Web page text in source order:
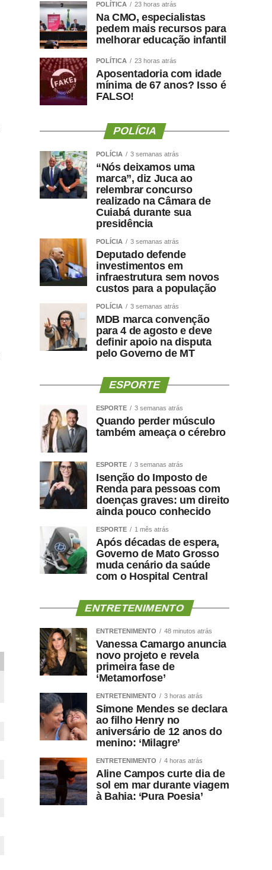
POLÍTICA 23 horas atrás
Na CMO, especialistas
pedem mais recursos para
melhorar educação infantil
POLÍTICA 23 horas atrás
Aposentadoria com idade
mínima de 67 anos? Isso é
FALSO!
POLÍCIA
POLÍCIA 3 semanas atrás
“Nós deixamos uma
marca”, diz Juca ao
relembrar concurso
realizado na Câmara de
Cuiabá durante sua
presidência
POLÍCIA 3 semanas atrás
Deputado defende
investimentos em
infraestrutura sem novos
custos para a população
POLÍCIA 3 semanas atrás
MDB marca convenção
para 4 de agosto e deve
definir apoio na disputa
pelo Governo de MT
ESPORTE
ESPORTE 3 semanas atrás
Quando perder músculo
também ameaça o cérebro
ESPORTE 3 semanas atrás
Isenção do Imposto de
Renda para pessoas com
doenças graves: um direito
ainda pouco conhecido
ESPORTE 1 mês atrás
Após décadas de espera,
Governo de Mato Grosso
muda cenário da saúde
com o Hospital Central
ENTRETENIMENTO
ENTRETENIMENTO 48 minutos atrás
Vanessa Camargo anuncia
novo projeto e revela
primeira fase de
‘Metamorfose’
ENTRETENIMENTO 3 horas atrás
Simone Mendes se declara
ao filho Henry no
aniversário de 12 anos do
menino: ‘Milagre’
ENTRETENIMENTO 4 horas atrás
Aline Campos curte dia de
sol em mar durante viagem
à Bahia: ‘Pura Poesia’